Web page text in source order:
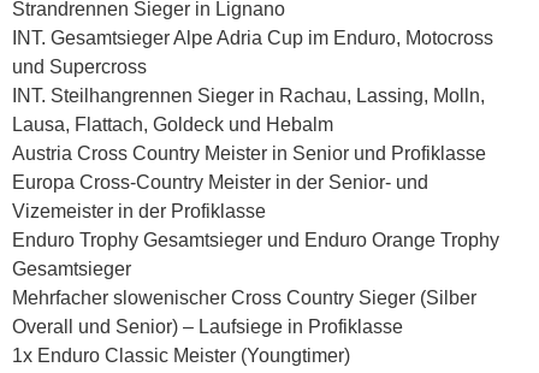
Strandrennen Sieger in Lignano
INT. Gesamtsieger Alpe Adria Cup im Enduro, Motocross
und Supercross
INT. Steilhangrennen Sieger in Rachau, Lassing, Molln,
Lausa, Flattach, Goldeck und Hebalm
Austria Cross Country Meister in Senior und Profiklasse
Europa Cross-Country Meister in der Senior- und
Vizemeister in der Profiklasse
Enduro Trophy Gesamtsieger und Enduro Orange Trophy
Gesamtsieger
Mehrfacher slowenischer Cross Country Sieger (Silber
Overall und Senior) – Laufsiege in Profiklasse
1x Enduro Classic Meister (Youngtimer)